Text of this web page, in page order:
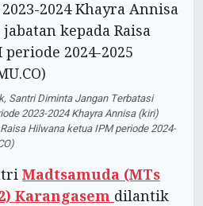
Santri Diminta Jangan Terbatasi
2023-2024 Khayra Annisa (kiri)
Hilwana ketua IPM periode 2024-
Madtsamuda (MTs
Karangasem dilantik